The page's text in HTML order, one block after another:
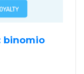
binomio